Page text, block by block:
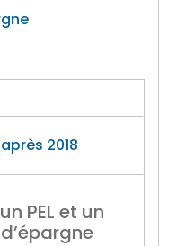
2018
PEL et un